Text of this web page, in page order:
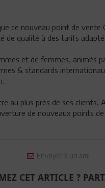
ce nouveau point de
de qualité à des tarifs
et de femmes, animés
& standards
au plus près de ses
de nouveaux points
Envoyer à un ami
CET ARTICLE ?